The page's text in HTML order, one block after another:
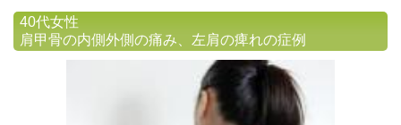
40代女性
肩甲骨の内側外側の痛み、左肩の痺れの症例